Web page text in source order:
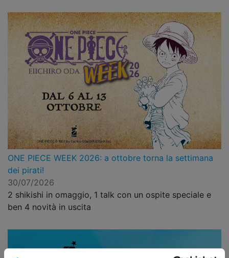
ONE PIECE WEEK 2026: a ottobre torna la settimana
dei pirati!
30/07/2026
2 shikishi in omaggio, 1 talk con un ospite speciale e
ben 4 novità in uscita